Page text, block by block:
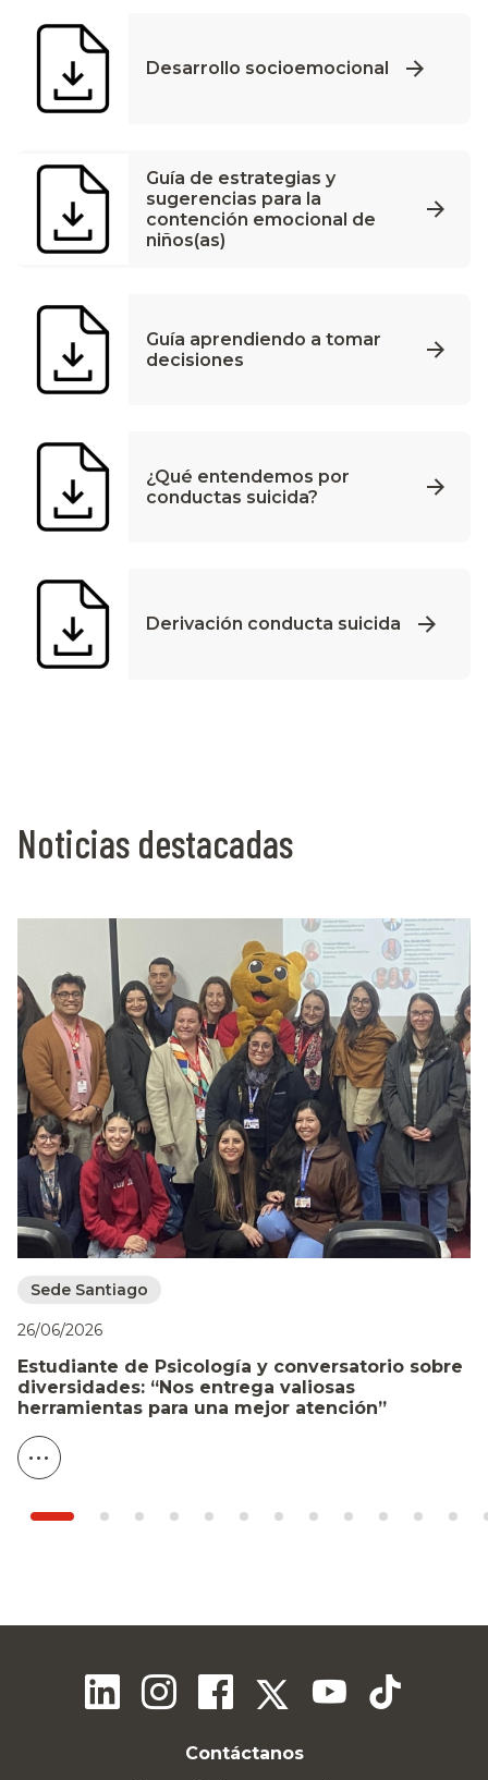
Desarrollo socioemocional
Guía de estrategias y
sugerencias para la
contención emocional de
niños(as)
Guía aprendiendo a tomar
decisiones
¿Qué entendemos por
conductas suicida?
Derivación conducta suicida
Noticias destacadas
Sede Santiago
26/06/2026
Estudiante de Psicología y conversatorio sobre
diversidades: “Nos entrega valiosas
herramientas para una mejor atención”
Contáctanos